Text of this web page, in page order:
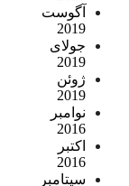
آگوست
2019
جولای
2019
ژوئن
2019
نوامبر
2016
اکتبر
2016
سپتامبر